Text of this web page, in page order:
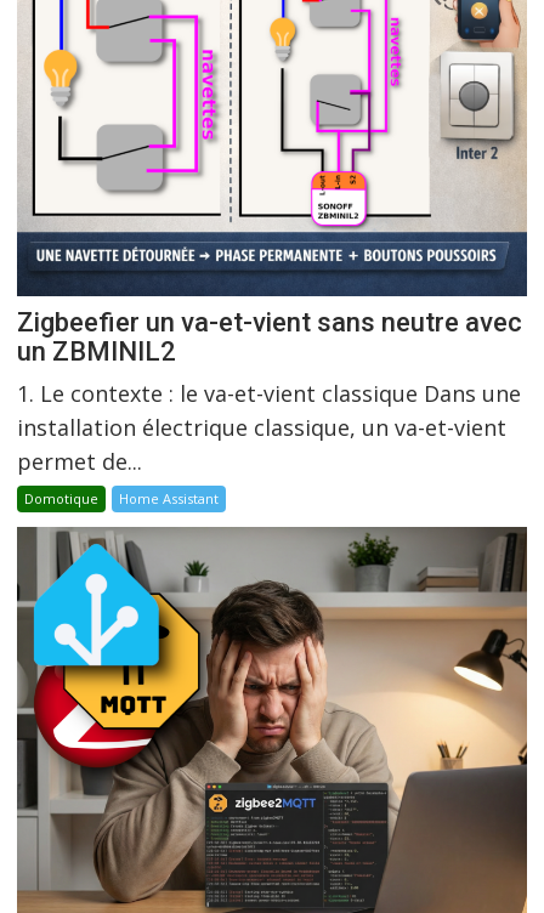
Zigbeefier un va-et-vient sans neutre avec
un ZBMINIL2
1. Le contexte : le va-et-vient classique Dans une
installation électrique classique, un va-et-vient
permet de...
Domotique Home Assistant